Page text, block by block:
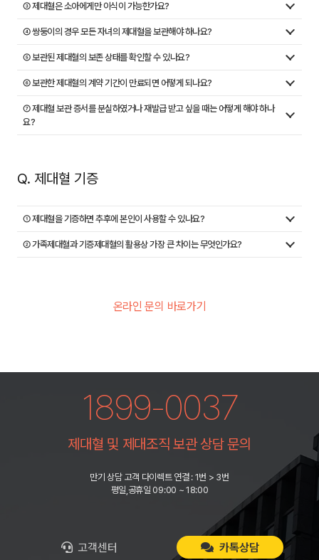
③ 제대혈은 소아에게만 이식이 가능한가요?
④ 쌍둥이의 경우 모든 자녀의 제대혈을 보관해야 하나요?
⑤ 보관된 제대혈의 보존 상태를 확인할 수 있나요?
⑥ 보관한 제대혈의 계약 기간이 만료되면 어떻게 되나요?
⑦ 제대혈 보관 증서를 분실하였거나 재발급 받고 싶을 때는 어떻게 해야 하나
요?
Q. 제대혈 기증
① 제대혈을 기증하면 추후에 본인이 사용할 수 있나요?
② 가족제대혈과 기증제대혈의 활용상 가장 큰 차이는 무엇인가요?
온라인 문의 바로가기
1899-0037
제대혈 및 제대조직 보관 상담 문의
만기 상담 고객 다이렉트 연결 : 1번 > 3번
평일,공휴일 09:00 ~ 18:00
고객센터 카톡상담